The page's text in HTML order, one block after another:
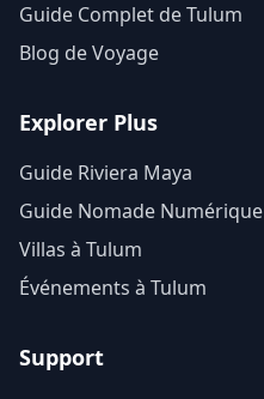
Guide Complet de Tulum
Blog de Voyage
Explorer Plus
Guide Riviera Maya
Guide Nomade Numérique
Villas à Tulum
Événements à Tulum
Support